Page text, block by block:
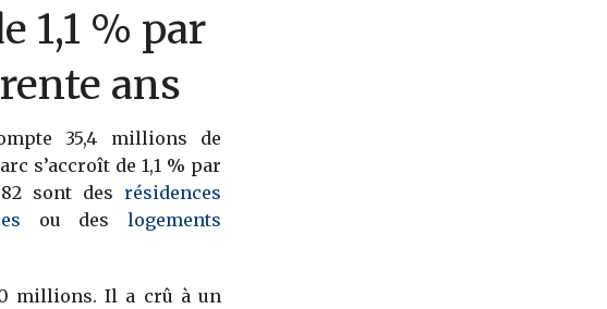
1,1 % par
ans
35,4 millions de
s’accroît de 1,1 % par
82 sont desrésidences
ou deslogements
millions. Il a crû à un